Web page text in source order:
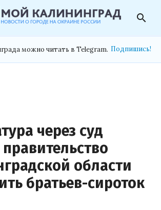
search
можно читать в Telegram. Подпишись!
через суд
области
братьев-сироток